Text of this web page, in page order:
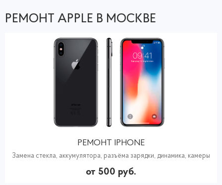
РЕМОНТ APPLE В МОСКВЕ
РЕМОНТ IPHONE
Замена стекла, аккумулятора, разъёма зарядки, динамика, камеры
от 500 руб.